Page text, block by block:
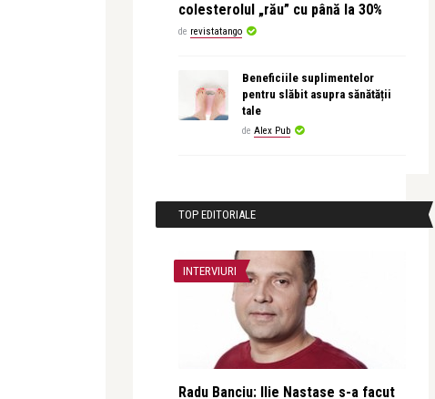
colesterolul „rău” cu până la 30%
de revistatango
Beneficiile suplimentelor
pentru slăbit asupra sănătății
tale
de Alex Pub
TOP EDITORIALE
INTERVIURI
Radu Banciu: Ilie Nastase s-a facut